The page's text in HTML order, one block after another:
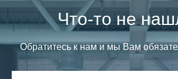
Что-то не
Обратитесь к нам и мы Вам